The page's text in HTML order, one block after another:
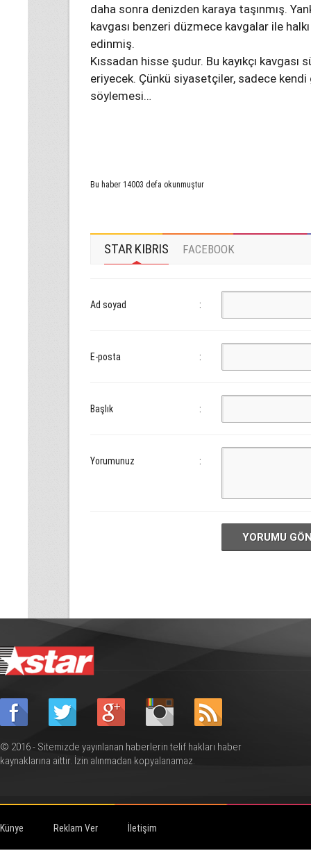
daha sonra denizden karaya taşınmış.
kavgası benzeri düzmece kavgalar ile
edinmiş.
Kıssadan hisse şudur. Bu kayıkçı
eriyecek. Çünkü siyasetçiler, sadece
söylemesi…
Bu haber 14003 defa okunmuştur
STAR KIBRIS FACEBOOK
Ad soyad :
E-posta :
Başlık :
Yorumunuz :
YORUMU
© 2016 - Sitemizde yayınlanan haberlerin telif hakları haber
kaynaklarına aittir. İzin alınmadan kopyalanamaz.
Künye Reklam Ver İletişim